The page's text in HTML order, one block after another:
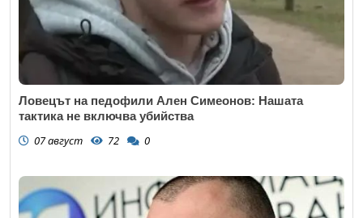
Ловецът на педофили Ален Симеонов: Нашата
тактика не включва убийства
07 август 72 0